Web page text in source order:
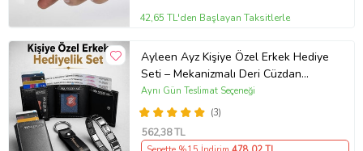
42,65 TL'den Başlayan Taksitlerle
Ayleen Ayz Kişiye Özel Erkek Hediye
Seti – Mekanizmalı Deri Cüzdan
Kartlık, Çelik Bileklik ve Anahtarlık
(Siyah)
(3)
Aynı Gün Teslimat Seçeneği
562,38 TL